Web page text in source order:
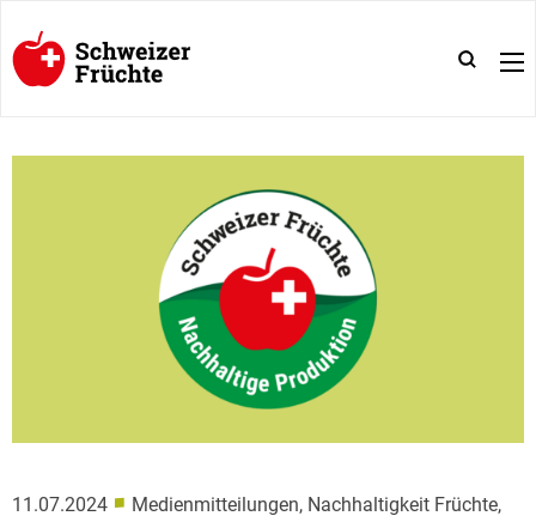
11.07.2024 ■ Medienmitteilungen, Nachhaltigkeit Früchte,